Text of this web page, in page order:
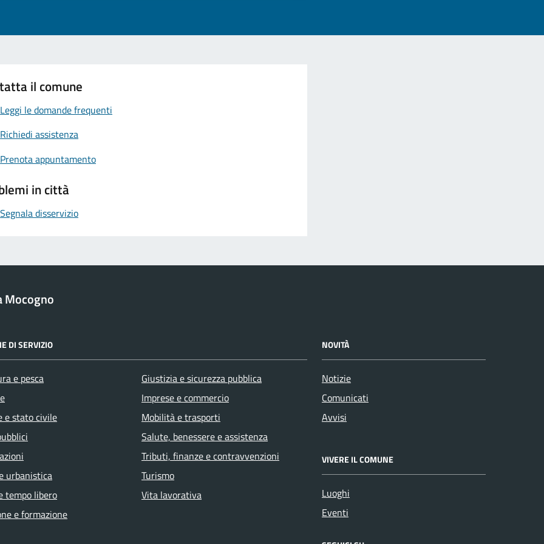
il comune
Leggi le domande frequenti
Richiedi assistenza
Prenota appuntamento
in città
Segnala disservizio
Mocogno
DI SERVIZIO
e pesca
e stato civile
urbanistica
tempo libero
e formazione
Giustizia e sicurezza pubblica
Imprese e commercio
Mobilità e trasporti
Salute, benessere e assistenza
Tributi, finanze e contravvenzioni
Turismo
Vita lavorativa
NOVITÀ
Notizie
Comunicati
Avvisi
VIVERE IL COMUNE
Luoghi
Eventi